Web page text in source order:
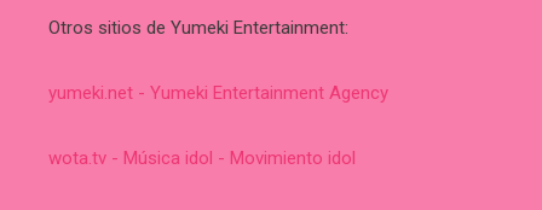
Otros sitios de Yumeki Entertainment:
yumeki.net - Yumeki Entertainment Agency
wota.tv - Música idol - Movimiento idol